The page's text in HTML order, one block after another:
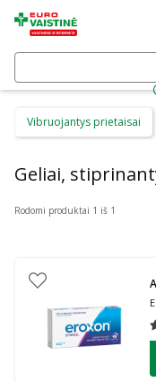
Vibruojantys prietaisai
Geliai,
Rodomi produktai 1 iš 1